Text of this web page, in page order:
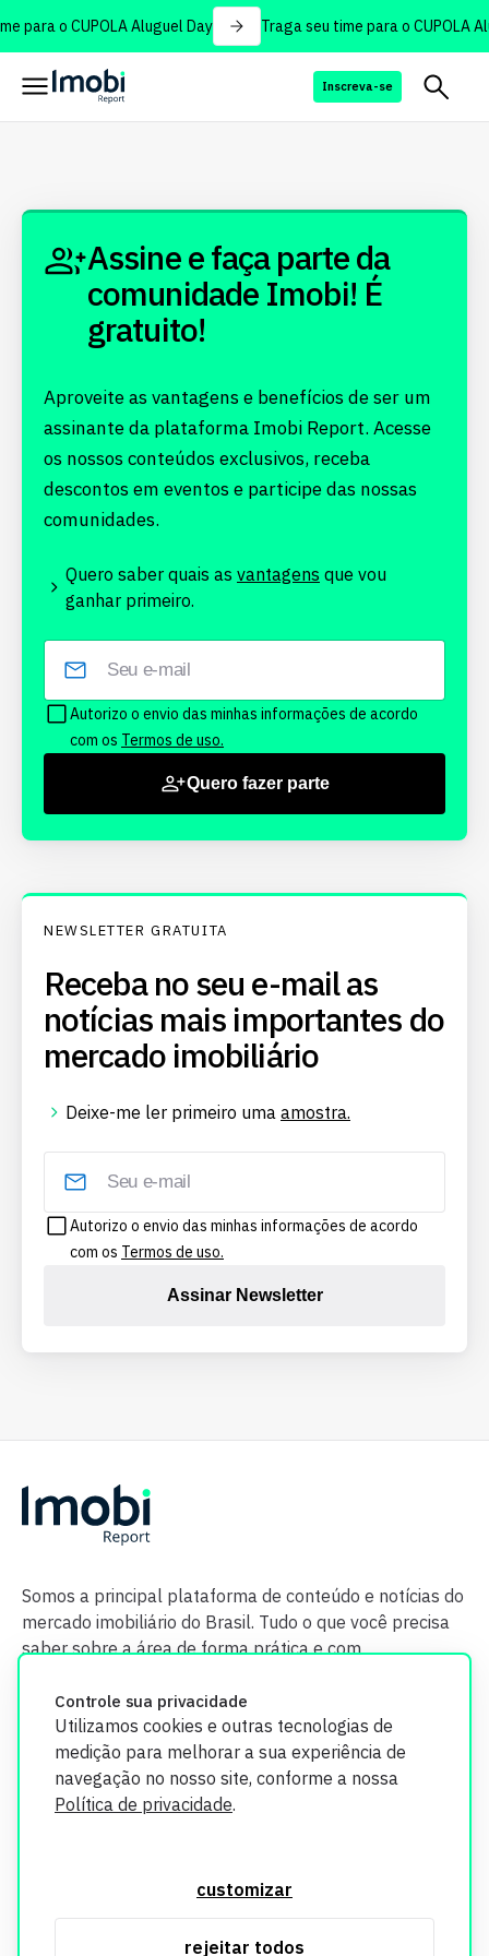
para o CUPOLA Aluguel Day Traga seu time para o CUPOLA
Inscreva-se
Controle sua privacidade
Utilizamos cookies e outras tecnologias de
medição para melhorar a sua experiência de
navegação no nosso site, conforme a nossa
Política de privacidade.
customizar
rejeitar todos
Assine e faça parte da
comunidade Imobi! É
gratuito!
Aproveite as vantagens e benefícios de ser um
assinante da plataforma Imobi Report. Acesse
os nossos conteúdos exclusivos, receba
descontos em eventos e participe das nossas
comunidades.
Quero saber quais as vantagens que vou
ganhar primeiro.
Autorizo o envio das minhas informações de acordo
com os Termos de uso.
Quero fazer parte
NEWSLETTER GRATUITA
Receba no seu e-mail as
notícias mais importantes do
mercado imobiliário
Deixe-me ler primeiro uma amostra.
Autorizo o envio das minhas informações de acordo
com os Termos de uso.
Assinar Newsletter
Somos a principal plataforma de conteúdo e notícias do
mercado imobiliário do Brasil. Tudo o que você precisa
saber sobre a área de forma prática e com
segurança. Todos os dados coletados em nosso site são
utilizados exclusivamente para fins de aprimoramento de
informações, consulte nossa Política de Privacidade.